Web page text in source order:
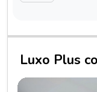
Luxo Plus